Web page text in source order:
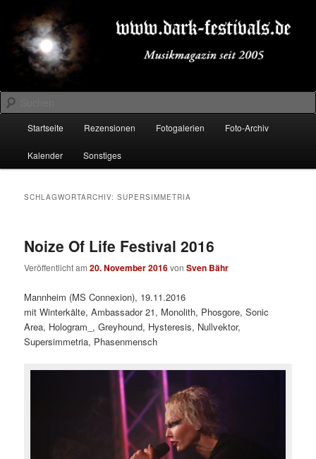
primären
Inhalt
springen
sekundären
Inhalt
springenDARK-FESTIVALS.DE
Suchen
Startseite Rezensionen Fotogalerien Foto-Archiv
Kalender Sonstiges
SCHLAGWORTARCHIV:SUPERSIMMETRIA
Noize Of Life Festival 2016
Veröffentlicht am20. November 2016vonSven Bähr
Mannheim (MS Connexion), 19.11.2016
mit Winterkälte, Ambassador 21, Monolith, Phosgore, Sonic
Area, Hologram_, Greyhound, Hysteresis, Nullvektor,
Supersimmetria, Phasenmensch